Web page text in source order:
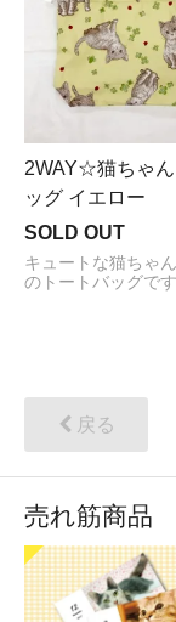
2WAY☆猫ちゃ
ッグ イエロー
SOLD OUT
キュートな猫ちゃ
のトートバッグです
戻る
売れ筋商品